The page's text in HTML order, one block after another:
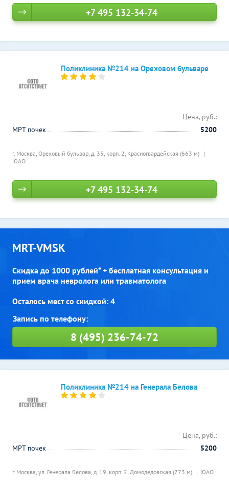
+7 495 132-34-74
Поликлиника №214 на Ореховом бульваре
г. Москва, Ореховый бульвар, д. 35, корп. 2, Красногвардейская (663 м)
ЮАО
Цена, руб.:
МРТ почек
5200
+7 495 132-34-74
MRT-VMSK
Скидка до 1000 рублей* + бесплатная консультация и
прием врача невролога или травматолога
Осталось мест со скидкой: 4
8 (495) 236-74-72
Поликлиника №214 на Генерала Белова
г. Москва, ул. Генерала Белова, д. 19, корп. 2, Домодедовская (773 м) ЮАО
Цена, руб.:
МРТ почек
5200